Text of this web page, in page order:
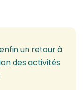
un retour à
des activités